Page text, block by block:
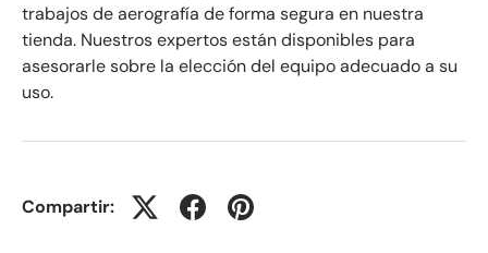
trabajos de aerografía de forma segura en nuestra
tienda. Nuestros expertos están disponibles para
asesorarle sobre la elección del equipo adecuado a su
uso.
Compartir: